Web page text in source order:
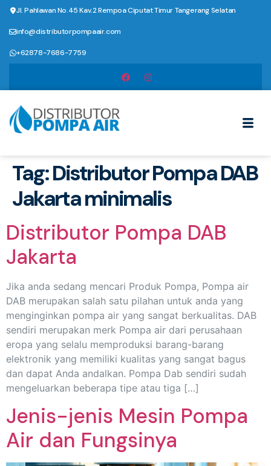
Jl. Pahlawan No.45 Kav.2 Rempoa Ciputat Timur Tangerang Selatan
info@distributorpompaair.com
+62878-7686-7759
Tag:Distributor Pompa DAB
Jakarta minimalis
Distributor Pompa DAB
Jakarta
Jika anda sedang mencari Produk Pompa, Pompa air
DAB merupakan salah satu pilahan untuk anda yang
menginginkan pompa air yang sangat berkualitas. DAB
sendiri merupakan merk Pompa air dari perusahaan
eropa yang selalu memproduksi barang-barang
elektronik yang memiliki kualitas yang sangat bagus
dan dapat Anda andalkan. Pompa Dab sendiri sudah
mengeluarkan beberapa tipe atau tiga […]
Jenis-jenis Mesin Pompa
Air dan Fungsinya